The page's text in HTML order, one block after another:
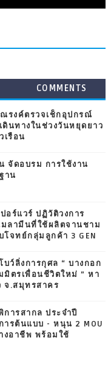
COMMENTS
ณรงค์ตรวจเช็กอุปกรณ์
ดินทางในช่วงวันหยุดยาว
เรือน
จัดอบรม การใช้งาน
าน
อร์แวร์ ปฏิวัติวงการ
ลามีนที่ใช้ผลิตจานชาม
ทย์กลุ่มลูกค้า 3 GEN
ว์ลิ่งการกุศล “ บางกอก
มิตรเพื่อนชีวิตใหม่ ” หา
จ.สมุทรสาคร
ารสากล ประจำปี
ารต้นแบบ - หนุน 2 MOU
งอาชีพ พร้อมใช้